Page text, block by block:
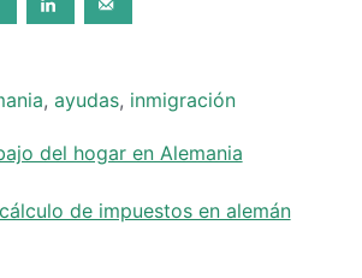
, ayudas, inmigración
del hogar en Alemania
de impuestos en alemán